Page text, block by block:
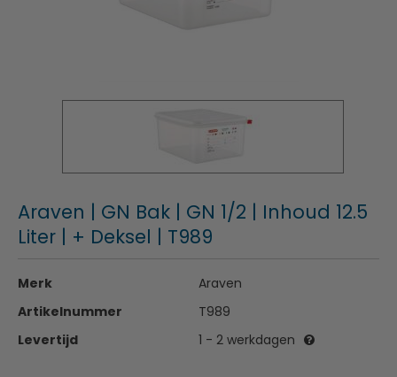
Araven | GN Bak | GN 1/2 | Inhoud 12.5
Liter | + Deksel | T989
Merk
Araven
Artikelnummer
T989
Levertijd
1 - 2 werkdagen